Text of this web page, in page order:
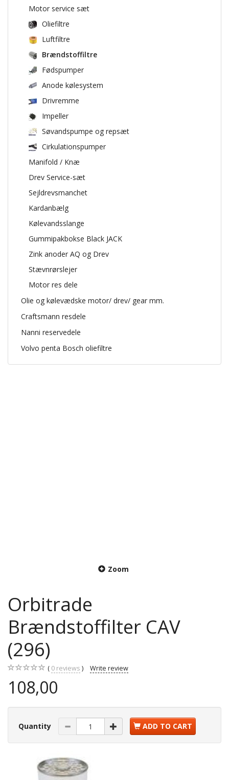
Motor service sæt
Oliefiltre
Luftfiltre
Brændstoffiltre
Fødspumper
Anode kølesystem
Drivremme
Impeller
Søvandspumpe og repsæt
Cirkulationspumper
Manifold / Knæ
Drev Service-sæt
Sejldrevsmanchet
Kardanbælg
Kølevandsslange
Gummipakbokse Black JACK
Zink anoder AQ og Drev
Stævnrørslejer
Motor res dele
Olie og kølevædske motor/ drev/ gear mm.
Craftsmann resdele
Nanni reservedele
Volvo penta Bosch oliefiltre
Zoom
Orbitrade
Brændstoffilter CAV
(296)
0 reviews Write review
108,00
Quantity ADD TO CART